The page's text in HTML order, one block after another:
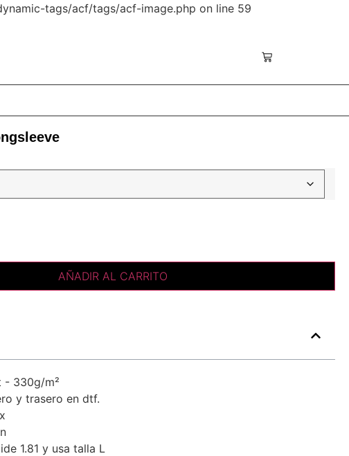
tags/acf/tags/acf-image.php on line 59
AÑADIR AL CARRITO
- 330g/m²
y trasero en dtf.
1.81 y usa talla L